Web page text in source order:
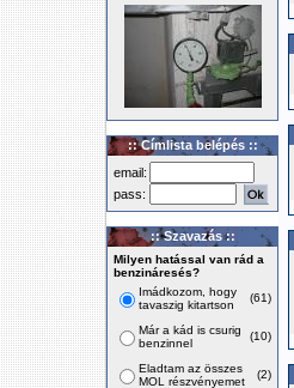
:: Címlista belépés ::
email:
pass:
:: Szavazás ::
Milyen hatással van rád a
benzináresés?
Imádkozom, hogy
tavaszig kitartson
(61)
Már a kád is csurig
benzinnel
(10)
Eladtam az összes
MOL részvényemet
(2)